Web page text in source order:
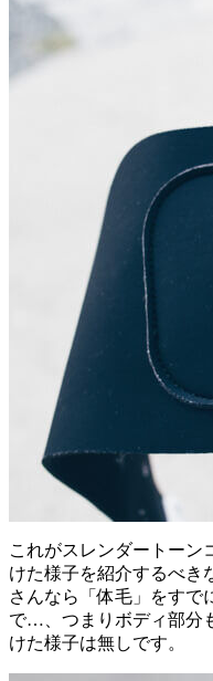
これがスレンダートーン
けた様子を紹介するべき
さんなら「体毛」をすで
で…、つまりボディ部分
けた様子は無しです。